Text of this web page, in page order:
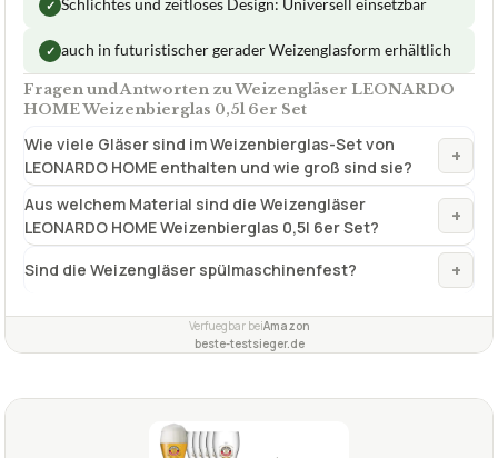
✓ Schlichtes und zeitloses Design: Universell einsetzbar
✓ auch in futuristischer gerader Weizenglasform erhältlich
Fragen und Antworten zu Weizengläser LEONARDO
HOME Weizenbierglas 0,5l 6er Set
Wie viele Gläser sind im Weizenbierglas-Set von
LEONARDO HOME enthalten und wie groß sind sie?
+
Aus welchem Material sind die Weizengläser
LEONARDO HOME Weizenbierglas 0,5l 6er Set?
+
Sind die Weizengläser spülmaschinenfest? +
Verfuegbar beiAmazon
beste-testsieger.de